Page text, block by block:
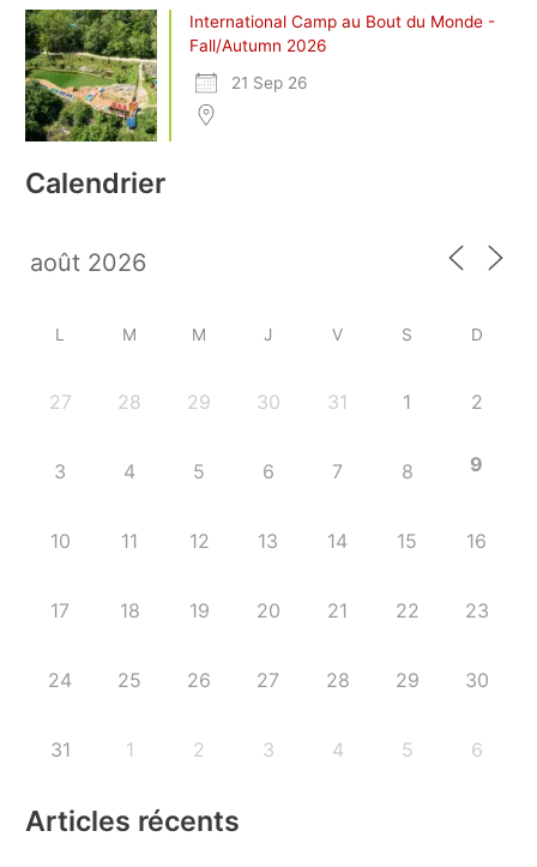
International Camp au Bout du Monde -
Fall/Autumn 2026
21 Sep 26
Calendrier
L M M J V S D
27 28 29 30 31 1 2
3 4 5 6 7 8 9
10 11 12 13 14 15 16
17 18 19 20 21 22 23
24 25 26 27 28 29 30
31 1 2 3 4 5 6
Articles récents